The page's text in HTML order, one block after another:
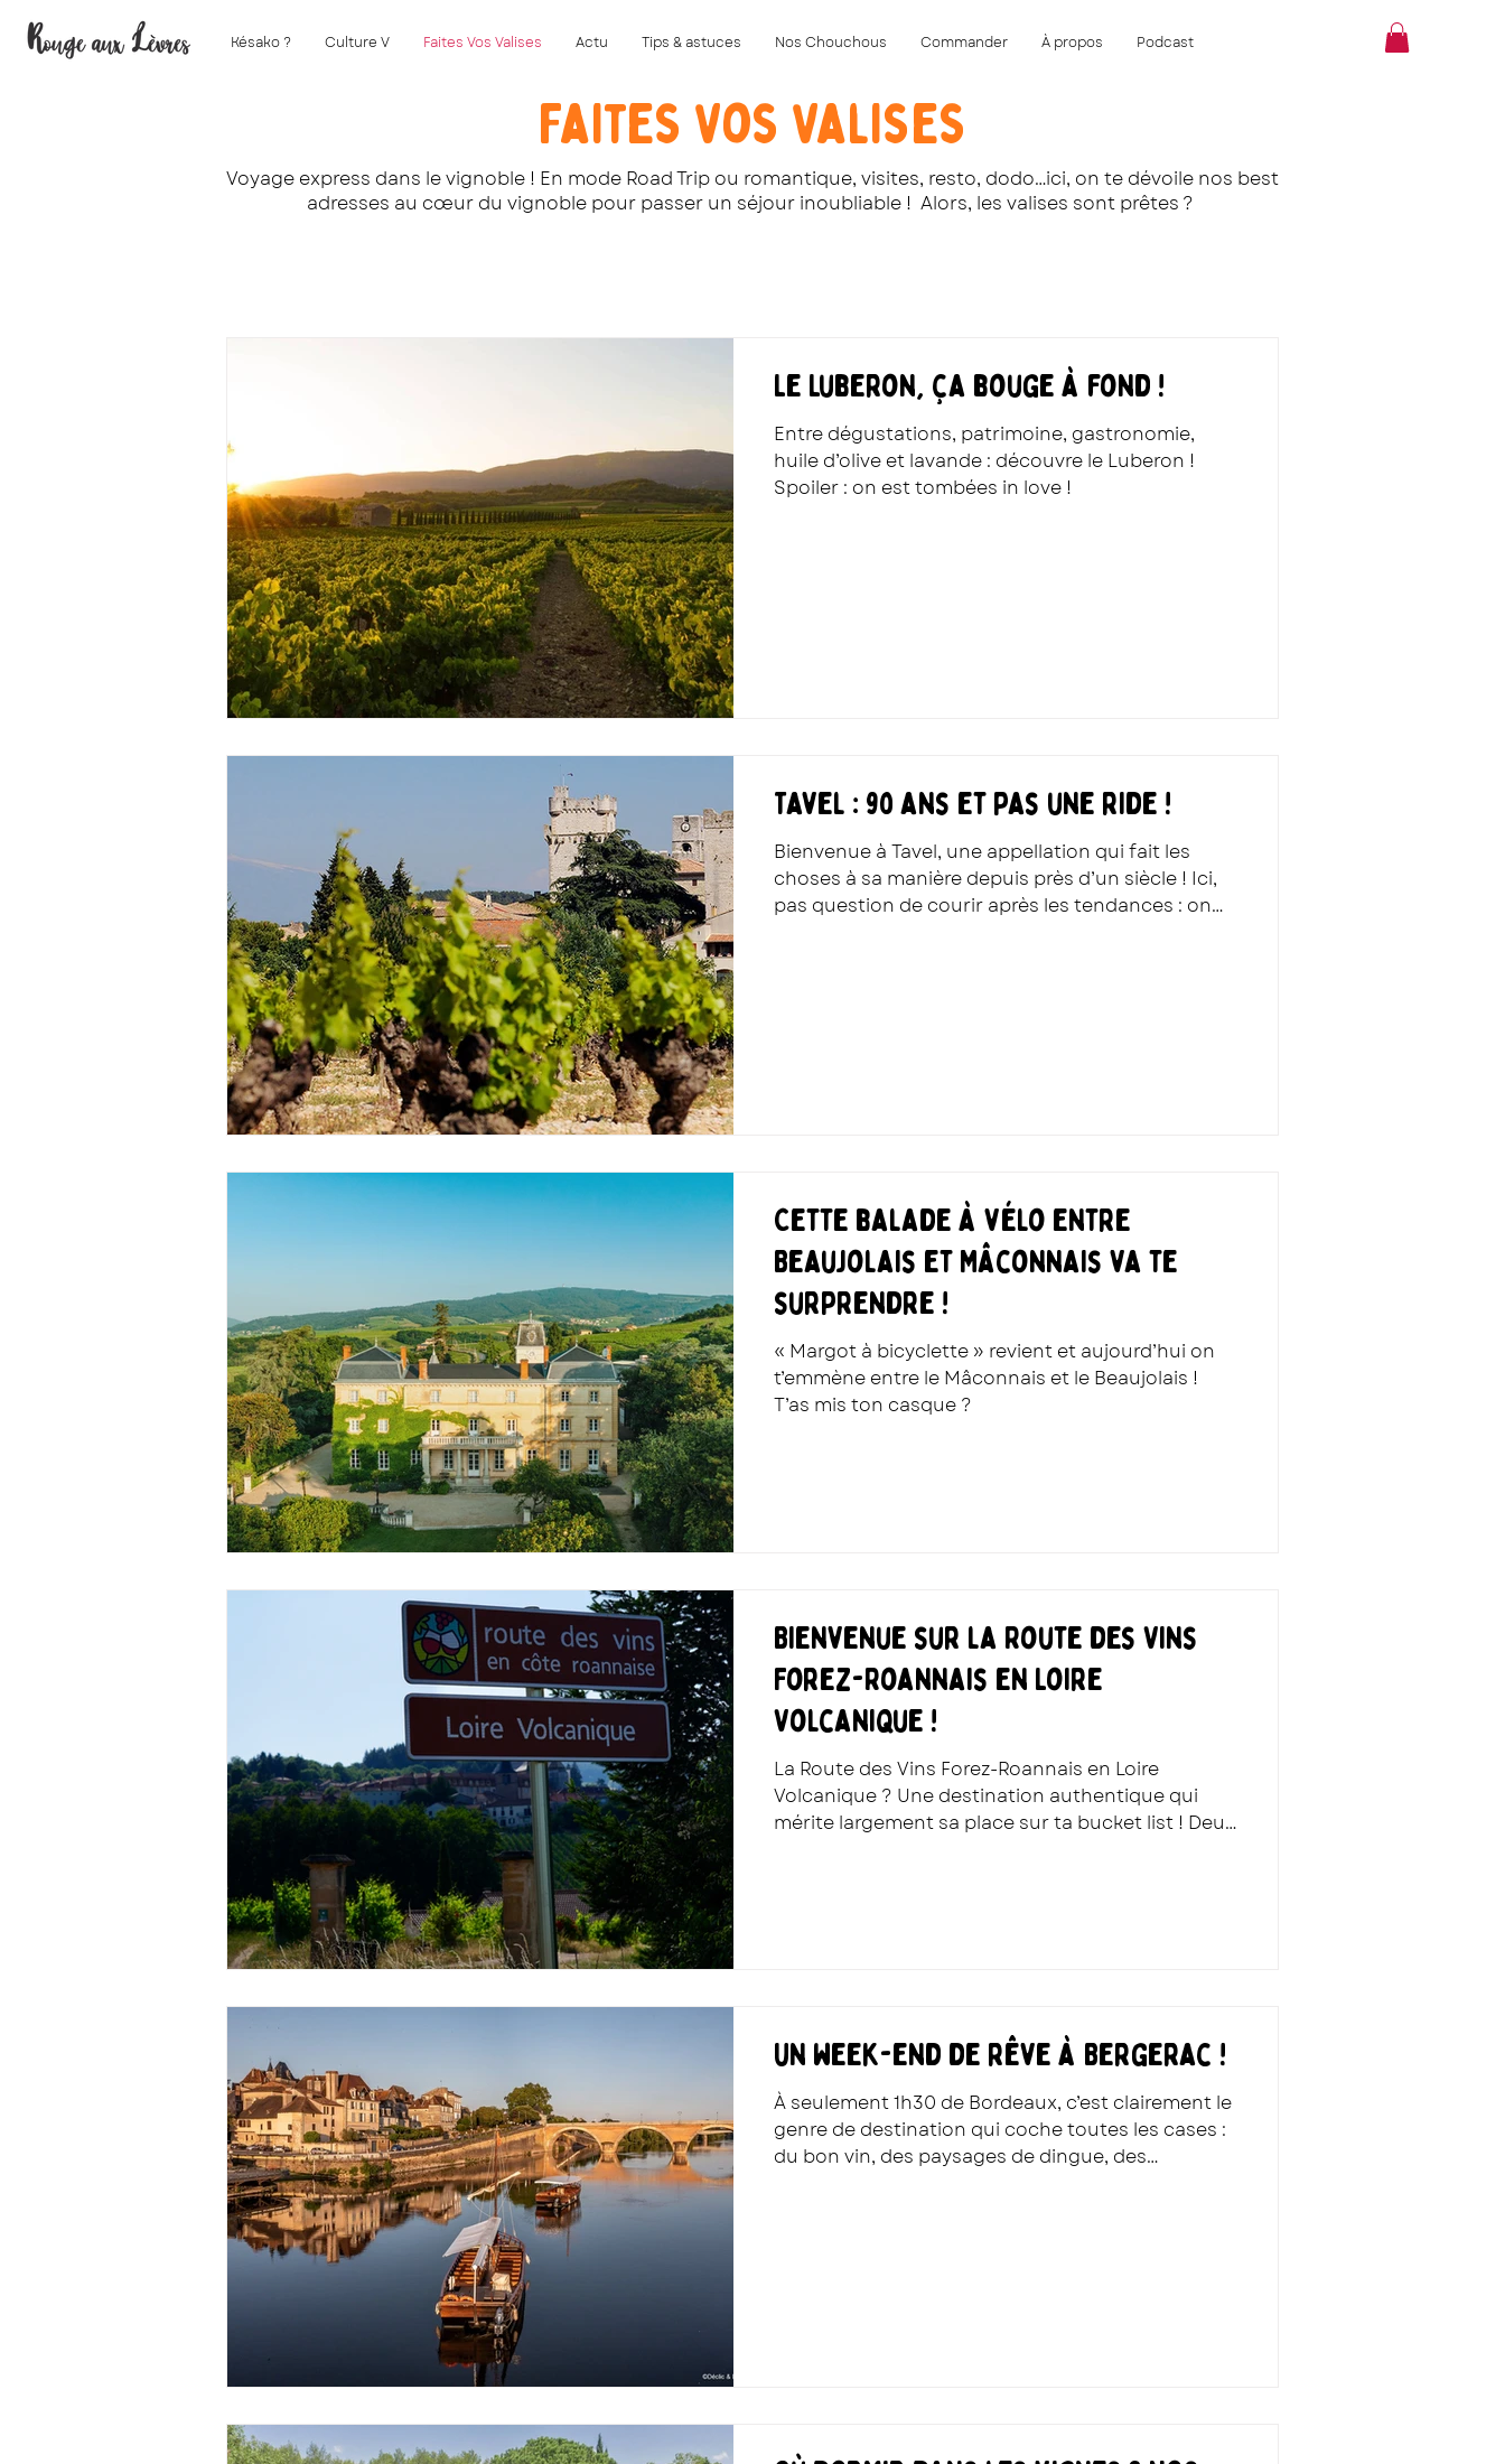
Késako ? Culture V Faites Vos Valises Actu Tips & astuces Nos Chouchous Commander À propos Podcast
Faites Vos Valises
Voyage express dans le vignoble ! En mode Road Trip ou romantique, visites, resto, dodo…ici, on te dévoile nos best
adresses au cœur du vignoble pour passer un séjour inoubliable ! Alors, les valises sont prêtes ?
Le Luberon, ça bouge à fond !
Entre dégustations, patrimoine, gastronomie,
huile d’olive et lavande : découvre le Luberon !
Spoiler : on est tombées in love !
Tavel : 90 ans et pas une ride !
Bienvenue à Tavel, une appellation qui fait les
choses à sa manière depuis près d’un siècle ! Ici,
pas question de courir après les tendances : on
Cette balade à vélo entre
Beaujolais et Mâconnais va te
surprendre !
« Margot à bicyclette » revient et aujourd’hui on
t’emmène entre le Mâconnais et le Beaujolais !
T’as mis ton casque ?
Bienvenue sur la Route des Vins
Forez-Roannais en Loire
Volcanique !
La Route des Vins Forez-Roannais en Loire
Volcanique ? Une destination authentique qui
mérite largement sa place sur ta bucket list ! Deux
Un week-end de rêve à Bergerac !
À seulement 1h30 de Bordeaux, c’est clairement le
genre de destination qui coche toutes les cases :
du bon vin, des paysages de dingue, des